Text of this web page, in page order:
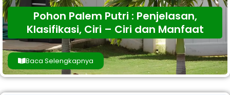
Pohon Palem Putri : Penjelasan,
Klasifikasi, Ciri – Ciri dan Manfaat
Baca Selengkapnya